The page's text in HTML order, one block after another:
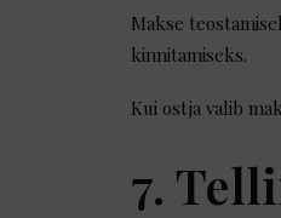
Makse
kinnitamiseks.
Kui ostja valib
7.